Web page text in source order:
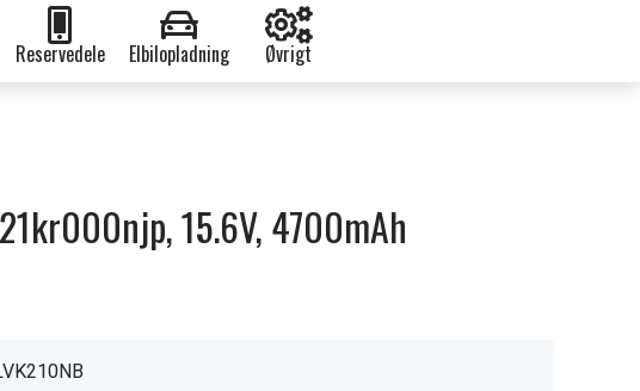
Reservedele Elbilopladning Øvrigt
15.6V, 4700mAh